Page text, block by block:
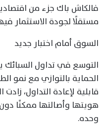
فالكاش باك جزء من
مستقلًا لجودة الاستثمار
السوق أمام اختبار جديد
التوسع في تداول
الحماية بالتوازي مع نمو
قابلية لإعادة التداول،
هويتها وأصالتها ممكنًا
وحده.